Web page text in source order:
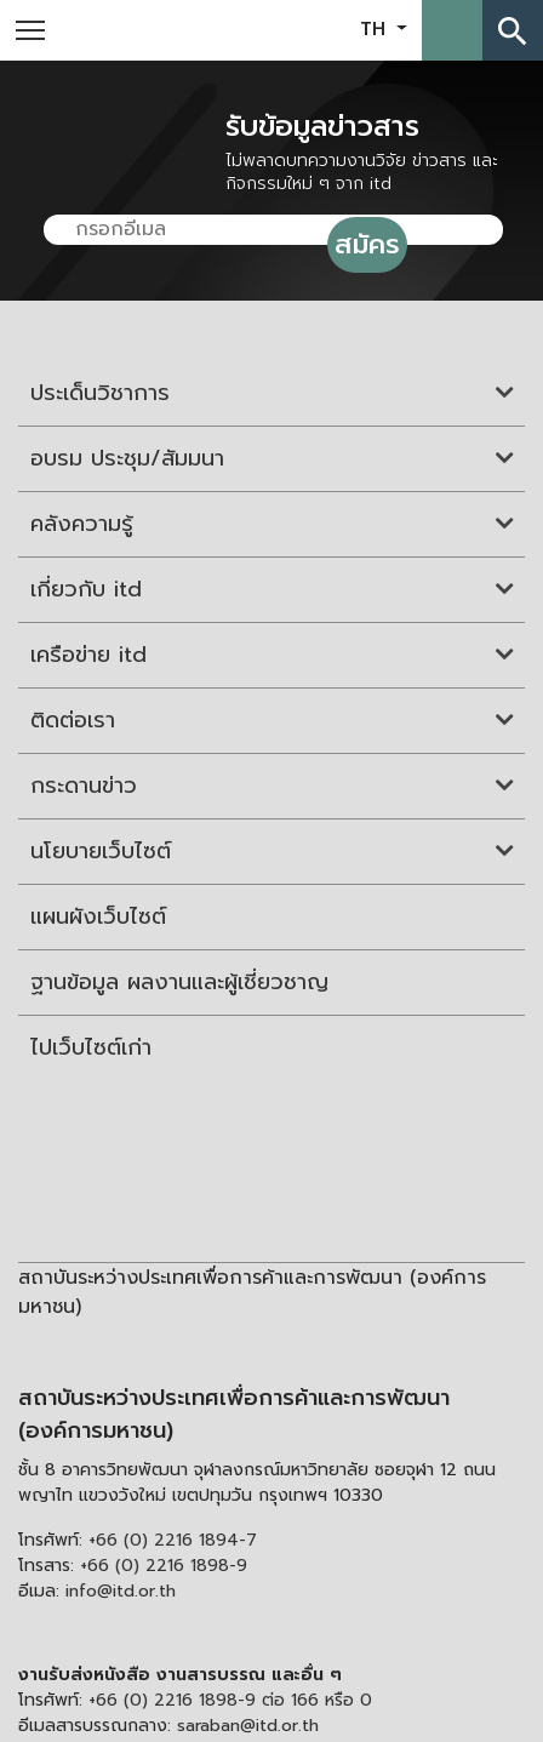
TH search
รับข้อมูลข่าวสาร
ไม่พลาดบทความงานวิจัย ข่าวสาร และ
กิจกรรมใหม่ ๆ จาก itd
ประเด็นวิชาการ
อบรม ประชุม/สัมมนา
คลังความรู้
เกี่ยวกับ itd
เครือข่าย itd
ติดต่อเรา
กระดานข่าว
นโยบายเว็บไซต์
แผนผังเว็บไซต์
ฐานข้อมูล ผลงานและผู้เชี่ยวชาญ
ไปเว็บไซต์เก่า
สถาบันระหว่างประเทศเพื่อการค้าและการพัฒนา (องค์การ
มหาชน)
สถาบันระหว่างประเทศเพื่อการค้าและการพัฒนา
(องค์การมหาชน)
ชั้น 8 อาคารวิทยพัฒนา จุฬาลงกรณ์มหาวิทยาลัย ซอยจุฬา 12 ถนน
พญาไท แขวงวังใหม่ เขตปทุมวัน กรุงเทพฯ 10330
โทรศัพท์: +66 (0) 2216 1894-7
โทรสาร: +66 (0) 2216 1898-9
อีเมล: info@itd.or.th
งานรับส่งหนังสือ งานสารบรรณ และอื่น ๆ
โทรศัพท์: +66 (0) 2216 1898-9 ต่อ 166 หรือ 0
อีเมลสารบรรณกลาง: saraban@itd.or.th